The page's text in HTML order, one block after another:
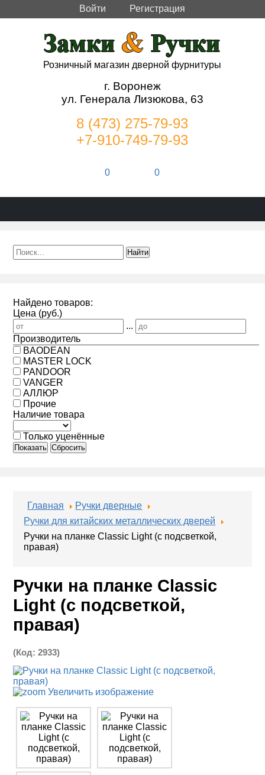
Войти Регистрация
Розничный магазин дверной фурнитуры
г. Воронеж
ул. Генерала Лизюкова, 63
8 (473) 275-79-93
+7-910-749-79-93
0 0
Найдено товаров:
Цена (руб.)
...
Производитель
BAODEAN
MASTER LOCK
PANDOOR
VANGER
АЛЛЮР
Прочие
Наличие товара
Только уценённые
Показать Сбросить
Главная
Ручки дверные
Ручки для китайских металлических дверей
Ручки на планке Classic Light (с подсветкой,
правая)
Ручки на планке Classic
Light (с подсветкой,
правая)
(Код:2933)
Увеличить изображение